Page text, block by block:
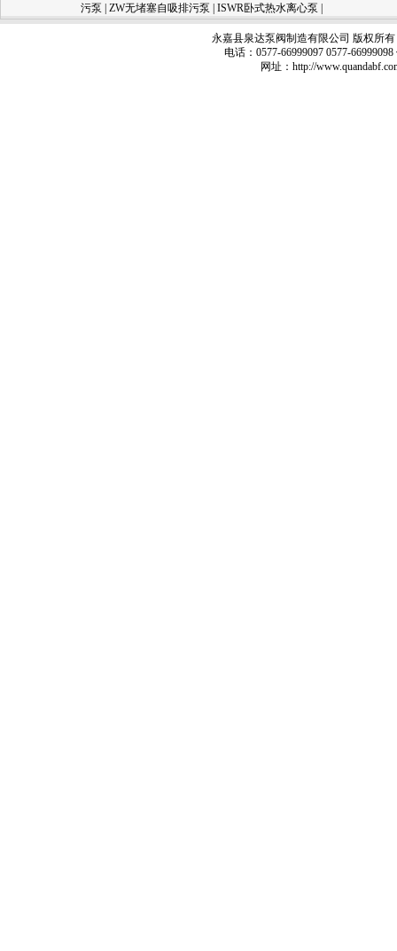
污泵
ZW无堵塞自吸排污泵 ISWR卧式热水离心泵
永嘉县泉达泵阀制造有限公司 版权所
电话：0577-66999097 0577-
网址： http://